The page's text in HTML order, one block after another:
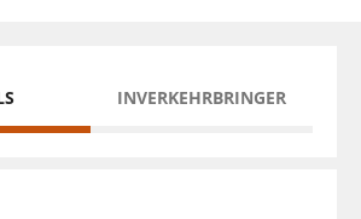
INVERKEHRBRINGER